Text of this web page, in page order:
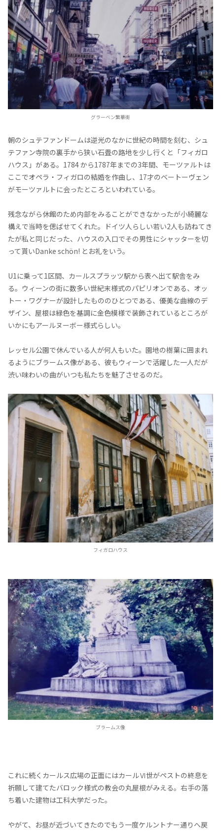
グラーベン繁華街
朝のシュテファンドームは逆光のなかに世紀の時間を刻む、シュ
テファン寺院の裏手から狭い石畳の路地を少し行くと「フィガロ
ハウス」がある。1784 から1787年までの3年間、モーツァルトは
ここでオペラ・フィガロの結婚を作曲し、17才のベートーヴェン
がモーツァルトに会ったところといわれている。
残念ながら休館のため内部をみることができなかったが小綺麗な
構えで当時を偲ばせてくれた。ドイツ人らしい若い2人も訪ねてき
たが私と同じだった、ハウスの入口でその男性にシャッターを切
って貰いDanke schön! とお礼をいう。
U1に乗って1区間、カールスプラッツ駅から表へ出て駅舎をみ
る。ウィーンの街に数多い世紀末様式のパピリオンである、オッ
トー・ワグナーが設計したもののひとつである、優美な曲線のデ
ザイン、屋根は緑色を基調に金色模様で装飾されているところが
いかにもアールヌーボー様式らしい。
レッセル公園で休んでいる人が何人もいた。園地の樹葉に囲まれ
るようにブラームス像がある、彼もウィーンで活躍した一人だが
渋い味わいの曲がいつも私たちを魅了させるのだ。
フィガロハウス
ブラームス像
これに続くカールス広場の正面にはカールⅥ世がペストの終息を
祈願して建てたバロック様式の教会の丸屋根がみえる。右手の落
ち着いた建物は工科大学だった。
やがて、お昼が近づいてきたのでもう一度ケルントナー通りへ戻